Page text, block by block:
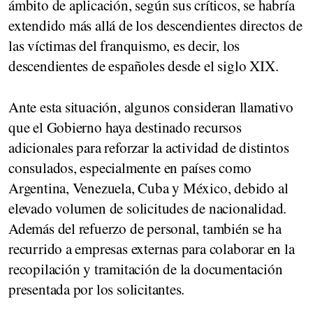
ámbito de aplicación, según sus críticos, se habría
extendido más allá de los descendientes directos de
las víctimas del franquismo, es decir, los
descendientes de españoles desde el siglo XIX.
Ante esta situación, algunos consideran llamativo
que el Gobierno haya destinado recursos
adicionales para reforzar la actividad de distintos
consulados, especialmente en países como
Argentina, Venezuela, Cuba y México, debido al
elevado volumen de solicitudes de nacionalidad.
Además del refuerzo de personal, también se ha
recurrido a empresas externas para colaborar en la
recopilación y tramitación de la documentación
presentada por los solicitantes.